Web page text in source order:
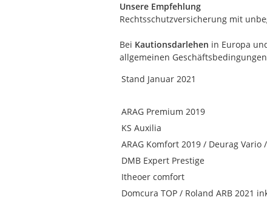
Unsere Empfehlung
Rechtsschutzversicherung mit
Bei Kautionsdarlehen in Europa
allgemeinen
Stand Januar 2021
ARAG Premium 2019
KS Auxilia
ARAG Komfort 2019 / Deurag Vario
DMB Expert Prestige
Itheoer comfort
Domcura TOP / Roland ARB 2021